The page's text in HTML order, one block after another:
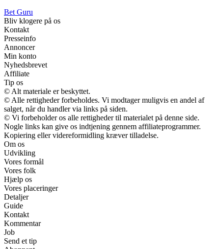
Bet Guru
Bliv klogere på os
Kontakt
Presseinfo
Annoncer
Min konto
Nyhedsbrevet
Affiliate
Tip os
© Alt materiale er beskyttet.
© Alle rettigheder forbeholdes. Vi modtager muligvis en andel af
salget, når du handler via links på siden.
© Vi forbeholder os alle rettigheder til materialet på denne side.
Nogle links kan give os indtjening gennem affiliateprogrammer.
Kopiering eller videreformidling kræver tilladelse.
Om os
Udvikling
Vores formål
Vores folk
Hjælp os
Vores placeringer
Detaljer
Guide
Kontakt
Kommentar
Job
Send et tip